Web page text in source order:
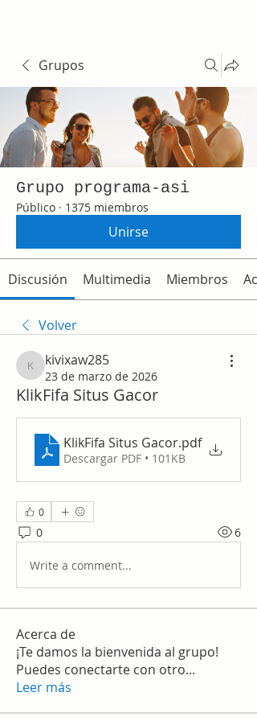
Grupos
Grupo programa-asi
Público · 1375 miembros
Unirse
Discusión Multimedia Miembros
Volver
kivixaw285
kivixaw285
23 de marzo de 2026
KlikFifa Situs Gacor
KlikFifa Situs Gacor.pdf
Descargar PDF • 101KB
0
0 6
Write a comment...
Acerca de
¡Te damos la bienvenida al grupo!
Puedes conectarte con otro...
Leer más